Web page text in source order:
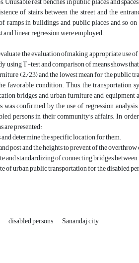
of stairs between the street and the
ramps in buildings and public places and so
and linear regression were employed.
the evaluation ofmaking appropriate use
using T-test and comparison of means shows
(2/23) and the lowest mean for the public
favorable condition. Thus, the transportation
bridges and urban furniture and
confirmed by the use of regression
persons in their community's affairs. In
presented:
determine the specific location for them.
post and the heights to prevent of the
and standardizing of connecting bridges
of urban public transportation for the disabled
disabled persons Sanandaj city